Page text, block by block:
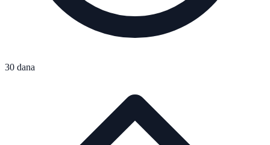
30 dana